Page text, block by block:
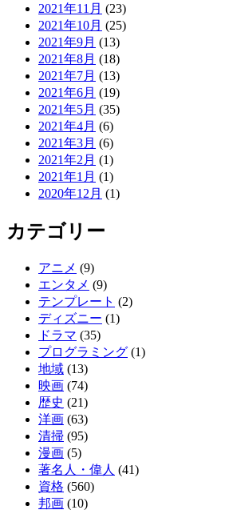
2021年11月 (23)
2021年10月 (25)
2021年9月 (13)
2021年8月 (18)
2021年7月 (13)
2021年6月 (19)
2021年5月 (35)
2021年4月 (6)
2021年3月 (6)
2021年2月 (1)
2021年1月 (1)
2020年12月 (1)
カテゴリー
アニメ (9)
エンタメ (9)
テンプレート (2)
ディズニー (1)
ドラマ (35)
プログラミング (1)
地域 (13)
映画 (74)
歴史 (21)
洋画 (63)
清掃 (95)
漫画 (5)
著名人・偉人 (41)
資格 (560)
邦画 (10)